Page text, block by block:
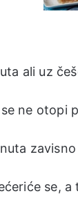
ali uz
ne otopi
se,